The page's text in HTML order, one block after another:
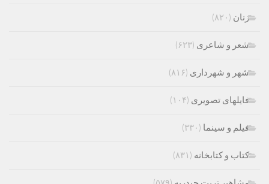
زنان (۸۲۰)
شعر و شاعری (۶۲۳)
شهر و شهرداری (۸۱۶)
فایلهای تصویری (۱۰۴)
فیلم و سینما (۳۳۰)
کتاب و کتابخانه (۸۳۱)